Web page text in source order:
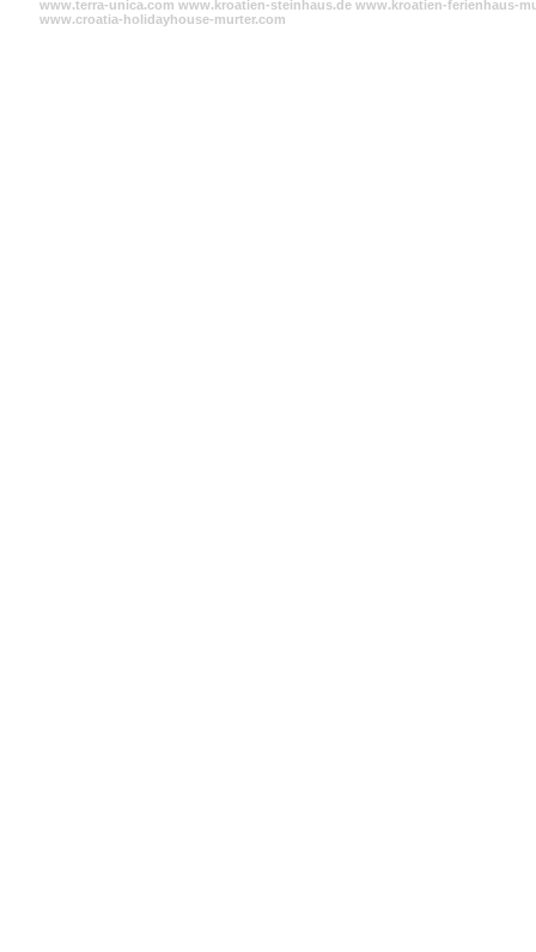
www.terra-unica.com www.kroatien-steinhaus.de www.kroatien-ferienhaus-
www.croatia-holidayhouse-murter.com